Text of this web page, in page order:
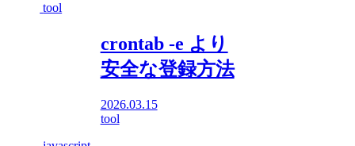
tool
crontab -e より
安全な登録方法
2026.03.15
tool